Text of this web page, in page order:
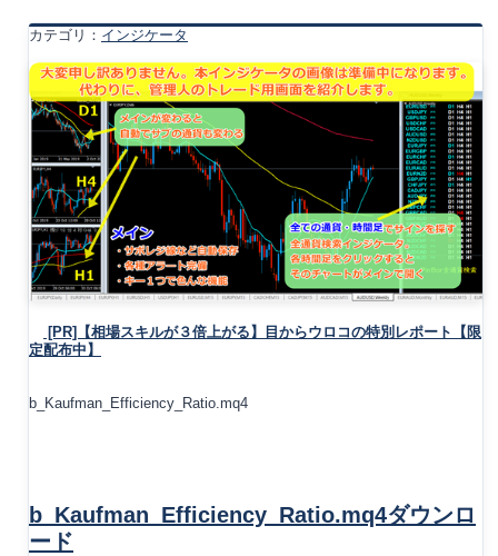
カテゴリ： インジケータ
[PR]【相場スキルが３倍上がる】目からウロコの特別レポート【限
定配布中】
b_Kaufman_Efficiency_Ratio.mq4
b_Kaufman_Efficiency_Ratio.mq4ダウンロ
ード